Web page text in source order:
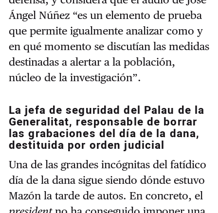
Ángel Núñez “es un elemento de prueba
que permite igualmente analizar como y
en qué momento se discutían las medidas
destinadas a alertar a la población,
núcleo de la investigación”.
La jefa de seguridad del Palau de la
Generalitat, responsable de borrar
las grabaciones del día de la dana,
destituida por orden judicial
Una de las grandes incógnitas del fatídico
día de la dana sigue siendo dónde estuvo
Mazón la tarde de autos. En concreto, el